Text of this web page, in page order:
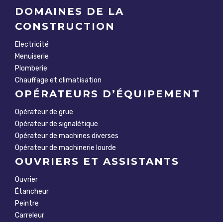
DOMAINES DE LA
CONSTRUCTION
Electricité
Menuiserie
Plomberie
Chauffage et climatisation
OPÉRATEURS D’ÉQUIPEMENT
Opérateur de grue
Opérateur de signalétique
Opérateur de machines diverses
Opérateur de machinerie lourde
OUVRIERS ET ASSISTANTS
Ouvrier
Étancheur
Peintre
Carreleur